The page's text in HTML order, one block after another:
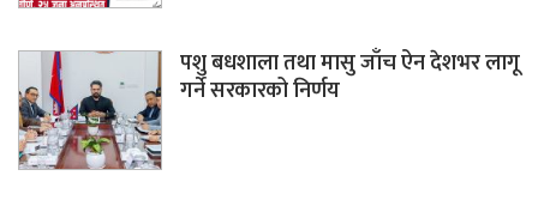
पशु बधशाला तथा मासु जाँच ऐन देशभर लागू
गर्ने सरकारको निर्णय